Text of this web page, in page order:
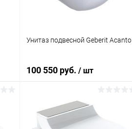
Унитаз подвесной Geberit Acanto
100 550 руб. / шт
В корзину